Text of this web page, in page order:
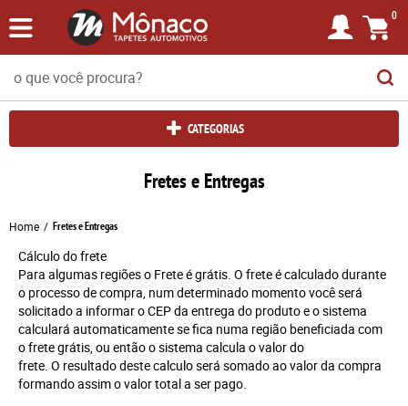
0
CATEGORIAS
Fretes e Entregas
Home Fretes e Entregas
Cálculo do frete
Para algumas regiões o Frete é grátis. O frete é calculado durante
o processo de compra, num determinado momento você será
solicitado a informar o CEP da entrega do produto e o sistema
calculará automaticamente se fica numa região beneficiada com
o frete grátis, ou então o sistema calcula o valor do
frete. O resultado deste calculo será somado ao valor da compra
formando assim o valor total a ser pago.